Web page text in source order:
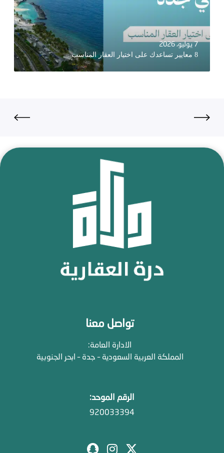
7 يوليو، 2026
8 معايير تساعدك على اختيار العقار المناسب
تواصل معنا
الادارة العامة:
المملكة العربية السعودية – جدة – ابحر الجنوبية
الرقم الموحد:
920033394